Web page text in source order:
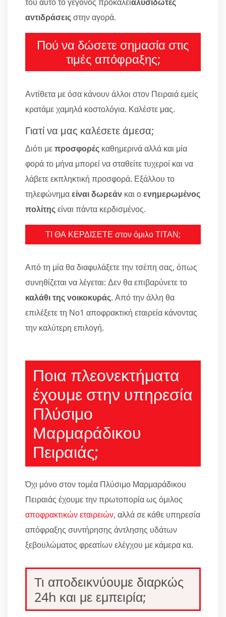
αντιδράσειςστην αγορά.
Πού να δώσετε σημασία στις
τιμές απόφραξης;
Αντίθετα με όσα κάνουν άλλοι στον Πειραιά εμείς
κρατάμε χαμηλά κοστολόγια. Καλέστε μας.
Γιατί να μας καλέσετε άμεσα;
Διότι μεπροσφορές καθημερινά αλλά και μία
φορά το μήνα μπορεί να σταθείτε τυχεροί και να
λάβετε εκπληκτική προσφορά. Εξάλλου το
τηλεφώνημαείναι δωρεάν και οενημερωμένος
πολίτηςείναι πάντα κερδισμένος.
ΤΙ ΘΑ ΚΕΡΔΙΣΕΤΕ στον όμιλο ΤΙΤΑΝ;
Από τη μία θα διαφυλάξετε την τσέπη σας, όπως
συνηθίζεται να λέγεται: Δεν θα επιβαρύνετε το
καλάθι της νοικοκυράς. Από την άλλη θα
επιλέξετε τη Νο1 αποφρακτική εταιρεία κάνοντας
την καλύτερη επιλογή.
Ποια πλεονεκτήματα
έχουμε στην υπηρεσία
Πλύσιμο
Μαρμαράδικου
Πειραιάς;
Όχι μόνο στον τομέα Πλύσιμο Μαρμαράδικου
Πειραιάς έχουμε την πρωτοπορία ως όμιλος
αποφρακτικών εταιρειών, αλλά σε κάθε υπηρεσία
απόφραξης συντήρησης άντλησης υδάτων
ξεβουλώματος φρεατίων ελέγχου με κάμερα κα.
Τι αποδεικνύουμε διαρκώς
24h και με εμπειρία;